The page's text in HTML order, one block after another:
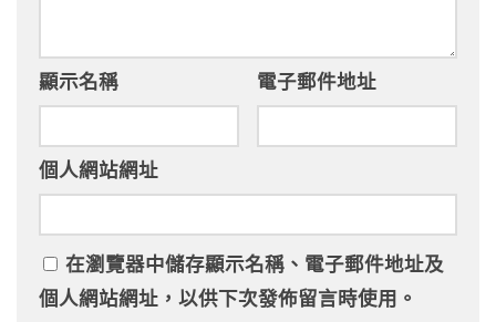
顯示名稱 電子郵件地址
個人網站網址
在瀏覽器中儲存顯示名稱、電子郵件地址及
個人網站網址，以供下次發佈留言時使用。